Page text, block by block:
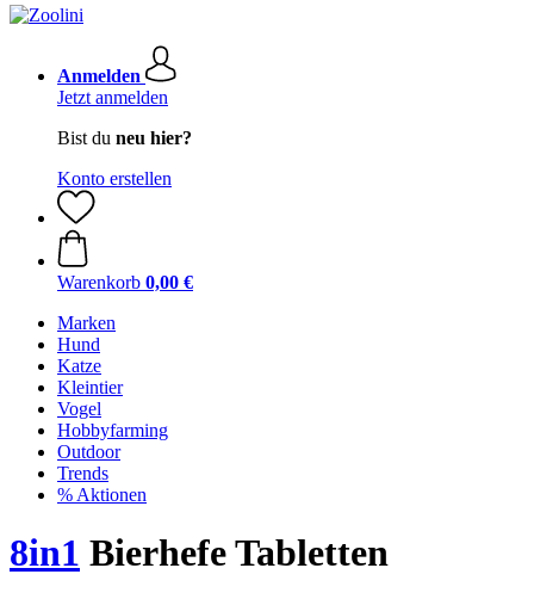
Anmelden
Jetzt anmelden
Bist du neu hier?
Konto erstellen
Warenkorb 0,00 €
Marken
Hund
Katze
Kleintier
Vogel
Hobbyfarming
Outdoor
Trends
% Aktionen
8in1 Bierhefe Tabletten